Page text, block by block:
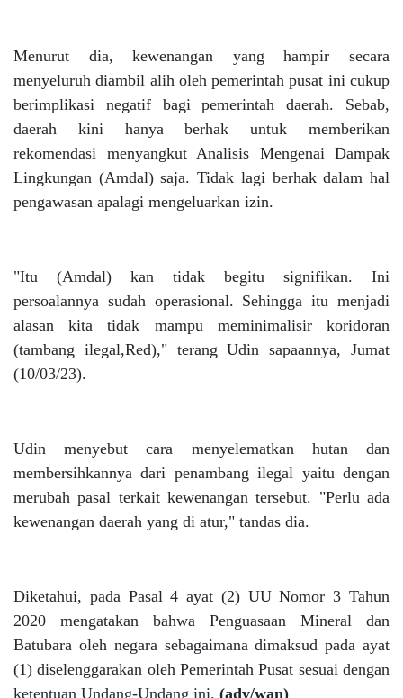
Menurut dia, kewenangan yang hampir secara
menyeluruh diambil alih oleh pemerintah pusat ini cukup
berimplikasi negatif bagi pemerintah daerah. Sebab,
daerah kini hanya berhak untuk memberikan
rekomendasi menyangkut Analisis Mengenai Dampak
Lingkungan (Amdal) saja. Tidak lagi berhak dalam hal
pengawasan apalagi mengeluarkan izin.
"Itu (Amdal) kan tidak begitu signifikan. Ini
persoalannya sudah operasional. Sehingga itu menjadi
alasan kita tidak mampu meminimalisir koridoran
(tambang ilegal,Red)," terang Udin sapaannya, Jumat
(10/03/23).
Udin menyebut cara menyelematkan hutan dan
membersihkannya dari penambang ilegal yaitu dengan
merubah pasal terkait kewenangan tersebut. "Perlu ada
kewenangan daerah yang di atur," tandas dia.
Diketahui, pada Pasal 4 ayat (2) UU Nomor 3 Tahun
2020 mengatakan bahwa Penguasaan Mineral dan
Batubara oleh negara sebagaimana dimaksud pada ayat
(1) diselenggarakan oleh Pemerintah Pusat sesuai dengan
ketentuan Undang-Undang ini. (adv/wan)